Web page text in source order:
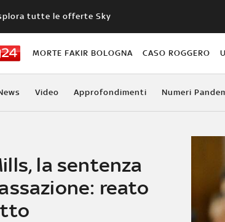
tutte le offerte Sky
MORTE FAKIR BOLOGNA CASO ROGGERO
Video Approfondimenti Numeri
la sentenza
reato